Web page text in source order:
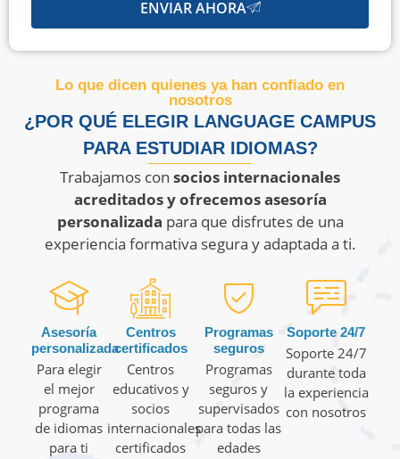
ENVIAR AHORA
Lo que dicen quienes ya han confiado en
nosotros
¿POR QUÉ ELEGIR LANGUAGE CAMPUS
PARA ESTUDIAR IDIOMAS?
Trabajamos con socios internacionales
acreditados y ofrecemos asesoría
personalizada para que disfrutes de una
experiencia formativa segura y adaptada a ti.
Asesoría
personalizada
Para elegir
el mejor
programa
de idiomas
para ti
Centros
certificados
Centros
educativos y
socios
internacionales
certificados
Programas
seguros
Programas
seguros y
supervisados
para todas las
edades
Soporte 24/7
Soporte 24/7
durante toda
la experiencia
con nosotros